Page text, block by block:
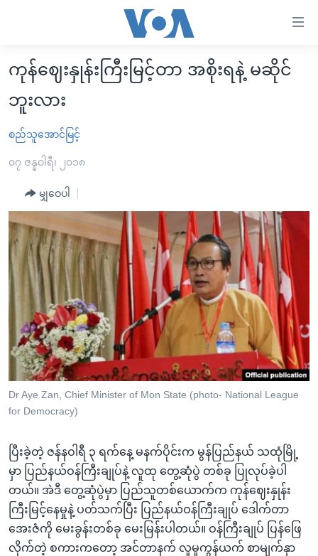
လွယ်ကူ
သည့်
Link
များ
သို့
ကျော်
ကြည့်
ရန်
ပင်မ
ညွန်း
စာမျက်နှာ
သို့
ကျော်
ကြည့်
ရှာဖွေ
ရန်
နေရာ
သို့
ကျော်
ရန်
မူလစာမျက်နှာ
မြန်မာ
ကမ္ဘာ့သတင်းများ
တရုတ်
အစ္စရေး-ပါလက်စတိုင်း
ရပ်ဝန်းတခု လမ်းတခု အလွန်
အင်္ဂလိပ်စာလေ့လာမယ်
အမေရိကန်သုံးအီဒီယံ
မကြေးမုံရဲ့ အင်္ဂလိပ်စာ
ရုပ်ရှင်ထဲက အင်္ဂလိပ်စာ
သုတပဒေသာ အင်္ဂလိပ်စာ
အပတ်စဉ်ကဏ္ဍများ
ရေဒီယို
ရေဒီယိုနှင့်ရုပ်သံ အချက်အလက်များ
ရေဒီယို/တီဗွီအစီအစဉ်
Learning English
ဗွီအိုအေ လူမှုကွန်ယက်များ
ဘာသာစကားများ
ကုန်ဈေးနှုန်းကြီးမြင့်တာ အစိုးရနဲ့ မဆိုင်
ဘူးလား
စည်သူအောင်မြင့်
၀၇ ဇန္နဝါရီ၊ ၂၀၁၈
မျှဝေပါ
Dr Aye Zan, Chief Minister of Mon State (photo- National League
for Democracy)
ပြီးခဲ့တဲ့ ဇန်နဝါရီ ၃ ရက်နေ့ မနက်ပိုင်းက မွန်ပြည်နယ် သထုံမြို့
မှာ ပြည်နယ်ဝန်ကြီးချုပ်နဲ့ လူထု တွေ့ဆုံပွဲ တစ်ခု ပြုလုပ်ခဲ့ပါ
တယ်။ အဲဒီ တွေ့ဆုံပွဲမှာ ပြည်သူတစ်ယောက်က ကုန်ဈေးနှုန်း
ကြီးမြင့်နေမှုနဲ့ ပတ်သက်ပြီး ပြည်နယ်ဝန်ကြီးချုပ် ဒေါက်တာ
အေးဇံကို မေးခွန်းတစ်ခု မေးမြန်းပါတယ်။ ဝန်ကြီးချုပ် ပြန်ဖြေ
လိုက်တဲ့ စကားကတော့ အင်တာနက် လူမှုကွန်ယက် စာမျက်နှာ